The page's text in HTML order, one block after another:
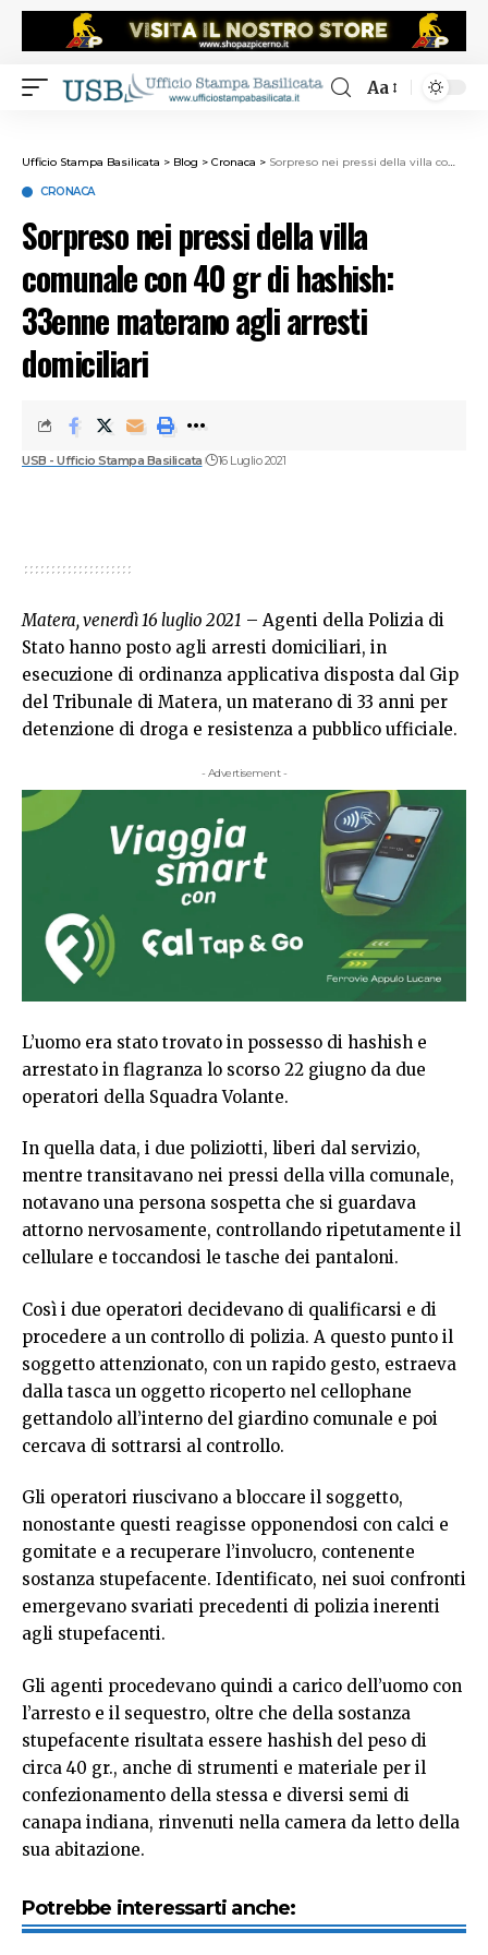
Aa
Ufficio Stampa Basilicata > Blog > Cronaca > Sorpreso nei pressi della villa comunale con 40 gr di hashish: 33enne materano agli arresti domiciliari
CRONACA
Sorpreso nei pressi della villa
comunale con 40 gr di hashish:
33enne materano agli arresti
domiciliari
USB - Ufficio Stampa Basilicata 16 Luglio 2021
Matera, venerdì 16 luglio 2021 – Agenti della Polizia di
Stato hanno posto agli arresti domiciliari, in
esecuzione di ordinanza applicativa disposta dal Gip
del Tribunale di Matera, un materano di 33 anni per
detenzione di droga e resistenza a pubblico ufficiale.
- Advertisement -
L’uomo era stato trovato in possesso di hashish e
arrestato in flagranza lo scorso 22 giugno da due
operatori della Squadra Volante.
In quella data, i due poliziotti, liberi dal servizio,
mentre transitavano nei pressi della villa comunale,
notavano una persona sospetta che si guardava
attorno nervosamente, controllando ripetutamente il
cellulare e toccandosi le tasche dei pantaloni.
Così i due operatori decidevano di qualificarsi e di
procedere a un controllo di polizia. A questo punto il
soggetto attenzionato, con un rapido gesto, estraeva
dalla tasca un oggetto ricoperto nel cellophane
gettandolo all’interno del giardino comunale e poi
cercava di sottrarsi al controllo.
Gli operatori riuscivano a bloccare il soggetto,
nonostante questi reagisse opponendosi con calci e
gomitate e a recuperare l’involucro, contenente
sostanza stupefacente. Identificato, nei suoi confronti
emergevano svariati precedenti di polizia inerenti
agli stupefacenti.
Gli agenti procedevano quindi a carico dell’uomo con
l’arresto e il sequestro, oltre che della sostanza
stupefacente risultata essere hashish del peso di
circa 40 gr., anche di strumenti e materiale per il
confezionamento della stessa e diversi semi di
canapa indiana, rinvenuti nella camera da letto della
sua abitazione.
Potrebbe interessarti anche: